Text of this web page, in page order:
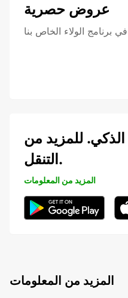
عروض حصرية
برنامج الولاء الخاص بنا
للمزيد من
التنقل.
المزيد من المعلومات
المزيد من المعلومات